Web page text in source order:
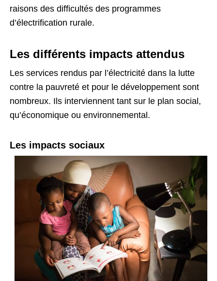
raisons des difficultés des programmes
d’électrification rurale.
Les différents impacts attendus
Les services rendus par l’électricité dans la lutte
contre la pauvreté et pour le développement sont
nombreux. Ils interviennent tant sur le plan social,
qu’économique ou environnemental.
Les impacts sociaux